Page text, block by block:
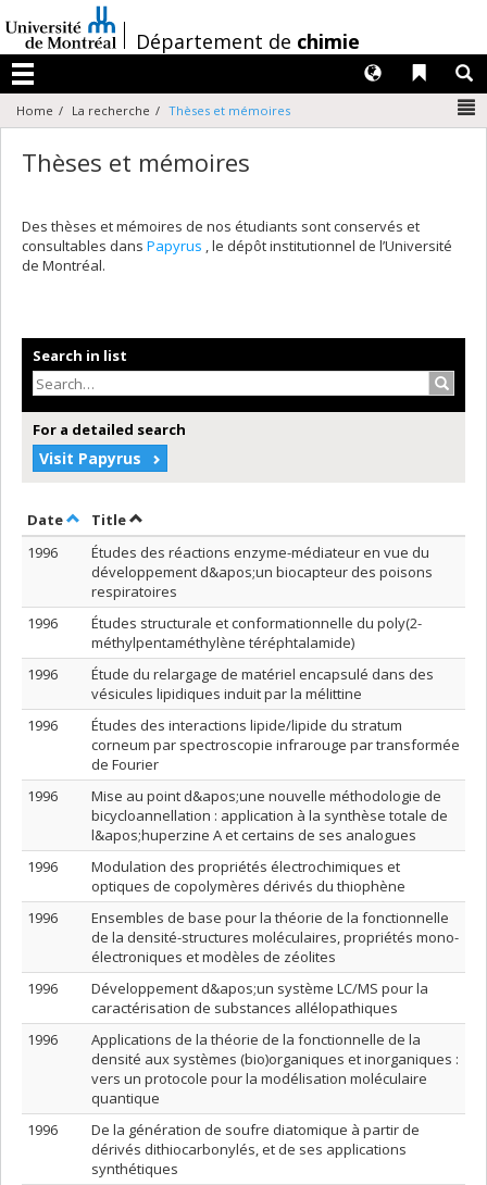
au
contenu
/Département de chimie
Menu
Liens
Langues
Home La recherche Thèses et mémoires
Thèses et mémoires
Des thèses et mémoires de nos étudiants sont conservés et
consultables dans Papyrus , le dépôt institutionnel de l’Université
de Montréal.
Search in list
For a detailed search
Visit Papyrus
DateSort by date in descending order
TitleSort by title in descending order
1996
Études des réactions enzyme-médiateur en vue du
développement d&apos;un biocapteur des poisons
respiratoires
1996
Études structurale et conformationnelle du poly(2-
méthylpentaméthylène téréphtalamide)
1996
Étude du relargage de matériel encapsulé dans des
vésicules lipidiques induit par la mélittine
1996
Études des interactions lipide/lipide du stratum
corneum par spectroscopie infrarouge par transformée
de Fourier
1996
Mise au point d&apos;une nouvelle méthodologie de
bicycloannellation : application à la synthèse totale de
l&apos;huperzine A et certains de ses analogues
1996
Modulation des propriétés électrochimiques et
optiques de copolymères dérivés du thiophène
1996
Ensembles de base pour la théorie de la fonctionnelle
de la densité-structures moléculaires, propriétés mono-
électroniques et modèles de zéolites
1996
Développement d&apos;un système LC/MS pour la
caractérisation de substances allélopathiques
1996
Applications de la théorie de la fonctionnelle de la
densité aux systèmes (bio)organiques et inorganiques :
vers un protocole pour la modélisation moléculaire
quantique
1996
De la génération de soufre diatomique à partir de
dérivés dithiocarbonylés, et de ses applications
synthétiques